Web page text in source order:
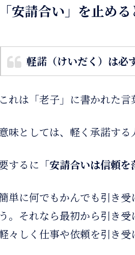
「安請合い」を止め
軽諾（けいだく）は必
これは「老子」に書かれた言
味としては、軽く承諾する
するに 「安請合いは信頼を
単に何でもかんでも引き
う。それなら最初から引き
々しく仕事や依頼を引き受